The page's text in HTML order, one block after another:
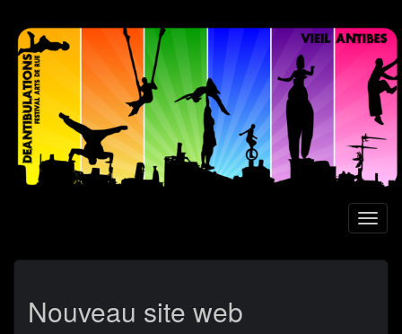
Aller
contenu
principal
Nouveau site web